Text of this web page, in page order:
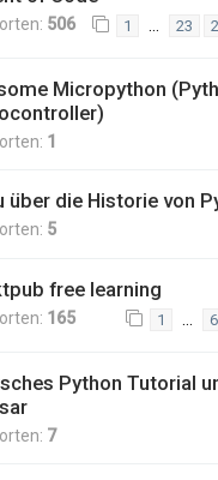
506 1 23
Micropython
1
über die Historie von
5
free learning
165 1 6
Python Tutorial
7